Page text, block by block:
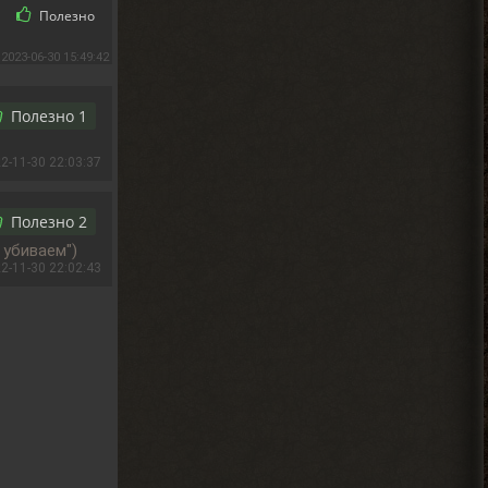
Полезно
2023-06-30 15:49:42
Полезно 1
11-30 22:03:37
Полезно 2
11-30 22:02:43